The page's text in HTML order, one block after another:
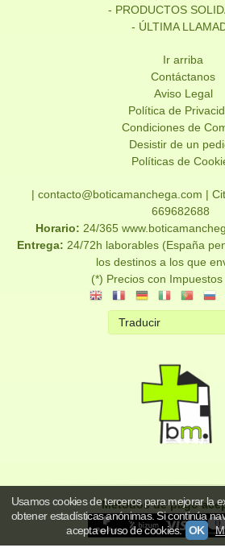
- PRODUCTOS
- ÚLTIMA
Ir arriba
Contáctanos
Aviso Legal
Política de
Condiciones de
Desistir de un
Políticas de
| contacto@boticamanchega.com |
669682688
Horario: 24/365
Entrega: 24/72h laborables (España
los destinos a los que
(*) Precios con
Métodos de pago
Usamos cookies de terceros para mejorar la
obtener estadísticas anónimas. Si continúa
acepta el uso de cookies. OK